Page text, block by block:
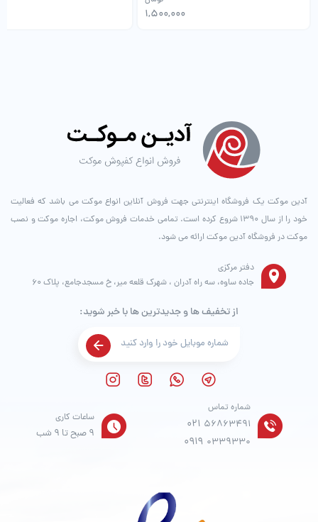
1,500,000
آدین موکت یک فروشگاه اینترنتی جهت فروش آنلاین انواع موکت می باشد که فعالیت
خود را از سال ۱۳۹۰ شروع کرده است. تمامی خدمات فروش موکت، اجاره موکت و نصب
موکت در فروشگاه آدین موکت ارائه می شود.
شماره تماس
021 56863491
0919 0339330
ساعات کاری
9 صبح تا 9 شب
دفتر مرکزی
جاده ساوه، سه راه آدران ، شهرک قلعه میر، خ مسجدجامع، پلاک 60
از تخفیف ها و جدیدترین ها با خبر شوید: